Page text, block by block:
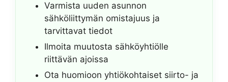
Varmista uuden asunnon
sähköliittymän omistajuus ja
tarvittavat tiedot
Ilmoita muutosta sähköyhtiölle
riittävän ajoissa
Ota huomioon yhtiökohtaiset siirto- ja